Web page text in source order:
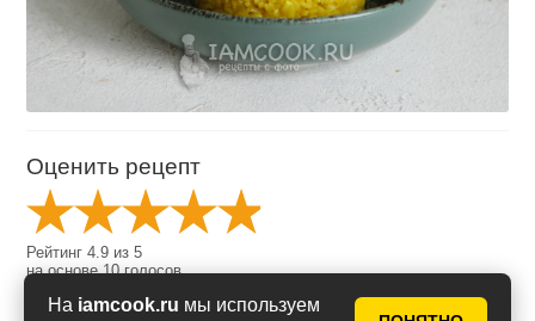
На iamcook.ru мы используем
Оценить рецепт
Рейтинг4.9 из5
на основе10голосов